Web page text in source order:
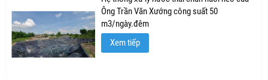
Ông Trần Văn Xướng công suất 50
m3/ngày.đêm
Xem tiếp